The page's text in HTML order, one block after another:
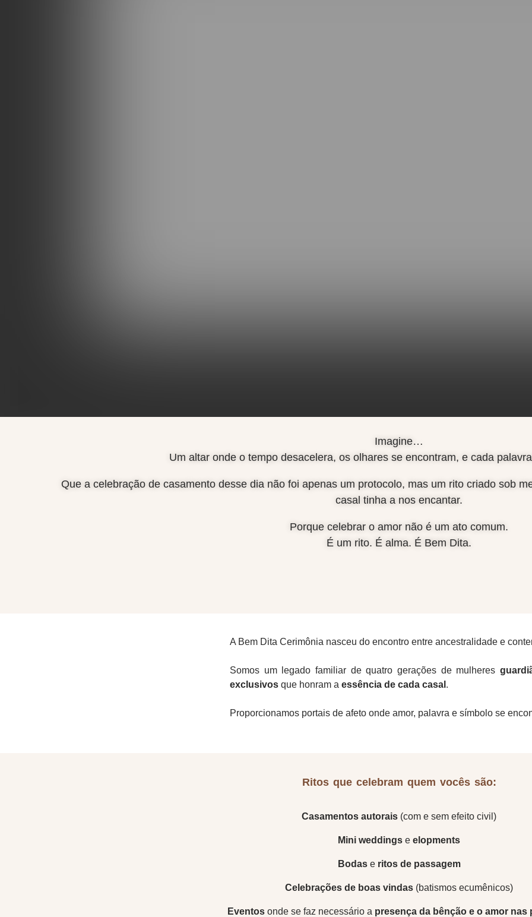
Imagine…
Um altar onde o tempo desacelera, os olhares se encontram, e cada
Que a celebração de casamento desse dia não foi apenas um protocolo, mas um rito criado sob
casal tinha a nos encantar.
Porque celebrar o amor não é um ato comum.
É um rito. É alma. É Bem Dita.
A Bem Dita Cerimônia nasceu do encontro entre ancestralidade e
Somos um legado familiar de quatro gerações de mulheres
exclusivos que honram aessência de cada casal .
Proporcionamos portais de afeto onde amor, palavra e símbolo se
Ritos que celebram quem vocês são:
Casamentos autorais (com e sem efeito civil)
Mini weddings e elopments
Bodase ritos de passagem
Celebrações de boas vindas (batismos ecumênicos)
Eventos onde se faz necessário a presença da bênção e o amor nas